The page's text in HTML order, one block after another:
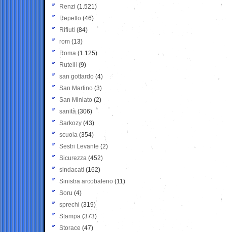
Renzi (1.521)
Repetto (46)
Rifiuti (84)
rom (13)
Roma (1.125)
Rutelli (9)
san gottardo (4)
San Martino (3)
San Miniato (2)
sanità (306)
Sarkozy (43)
scuola (354)
Sestri Levante (2)
Sicurezza (452)
sindacati (162)
Sinistra arcobaleno (11)
Soru (4)
sprechi (319)
Stampa (373)
Storace (47)